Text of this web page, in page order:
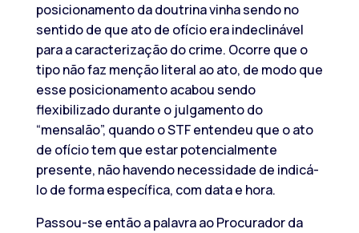
posicionamento da doutrina vinha sendo no
sentido de que ato de ofício era indeclinável
para a caracterização do crime. Ocorre que o
tipo não faz menção literal ao ato, de modo que
esse posicionamento acabou sendo
flexibilizado durante o julgamento do
“mensalão”, quando o STF entendeu que o ato
de ofício tem que estar potencialmente
presente, não havendo necessidade de indicá-
lo de forma específica, com data e hora.
Passou-se então a palavra ao Procurador da